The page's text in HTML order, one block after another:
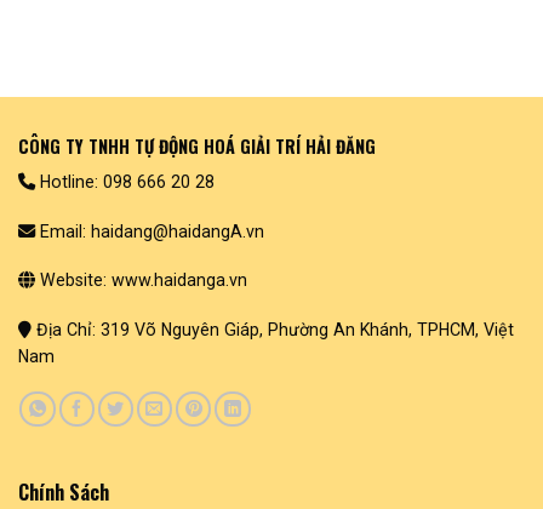
CÔNG TY TNHH TỰ ĐỘNG HOÁ GIẢI TRÍ HẢI ĐĂNG
Hotline: 098 666 20 28
Email: haidang@haidangA.vn
Website: www.haidanga.vn
Địa Chỉ: 319 Võ Nguyên Giáp, Phường An Khánh, TPHCM, Việt
Nam
Chính Sách